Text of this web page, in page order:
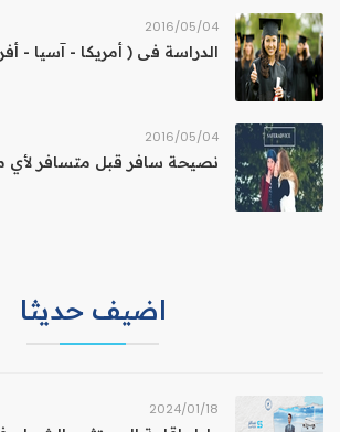
04‏/05‏/2016
الدراسة فى ( أمريكا - آسيا -
04‏/05‏/2016
نصيحة سافر قبل متسافر لأي
اضيف حديثا
18‏/01‏/2024